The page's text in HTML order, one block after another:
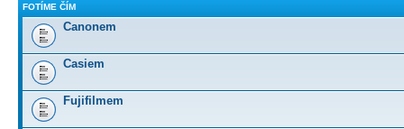
FOTÍME ČÍM
Canonem
Casiem
Fujifilmem